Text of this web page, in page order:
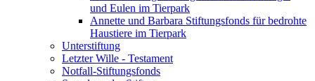
und Eulen im Tierpark
Annette und Barbara Stiftungsfonds für bedrohte
Haustiere im Tierpark
Unterstiftung
Letzter Wille - Testament
Notfall-Stiftungsfonds